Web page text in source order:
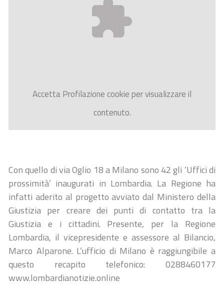
AccettaProfilazionecookie per visualizzare il
contenuto.
Con quello di via Oglio 18 a Milano sono 42 gli ‘Uffici di
prossimità’ inaugurati in Lombardia. La Regione ha
infatti aderito al progetto avviato dal Ministero della
Giustizia per creare dei punti di contatto tra la
Giustizia e i cittadini. Presente, per la Regione
Lombardia, il vicepresidente e assessore al Bilancio,
Marco Alparone. L’ufficio di Milano è raggiungibile a
questo recapito telefonico: 0288460177
www.lombardianotizie.online